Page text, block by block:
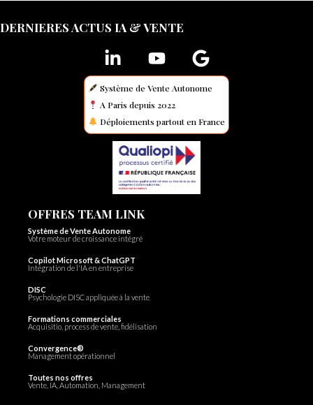
DERNIERES ACTUS IA & VENTE
Système de Vente Autonome
A Paris depuis 2022
Déploiements partout en France
OFFRES TEAM LINK
Système de Vente Autonome
Votre moteur de croissance intégré
Copilot Microsoft & ChatGPT
Intégration de l'IA en entreprise
DISC
Psychologie DISC appliquée à la vente
Formations commerciales
Acquisitio, process de vente, fidélisation
Convergence®
Management opérationnel
Toutes nos offres
Vente, IA, Automation, Management